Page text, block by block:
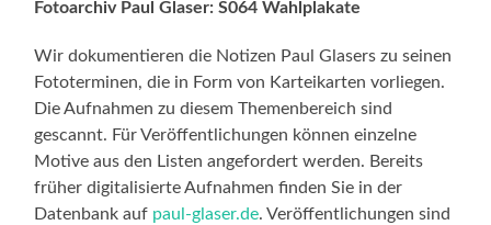
Fotoarchiv Paul Glaser: S064 Wahlplakate
Wir dokumentieren die Notizen Paul Glasers zu seinen
Fototerminen, die in Form von Karteikarten vorliegen.
Die Aufnahmen zu diesem Themenbereich sind
gescannt. Für Veröffentlichungen können einzelne
Motive aus den Listen angefordert werden. Bereits
früher digitalisierte Aufnahmen finden Sie in der
Datenbank auf paul-glaser.de. Veröffentlichungen sind